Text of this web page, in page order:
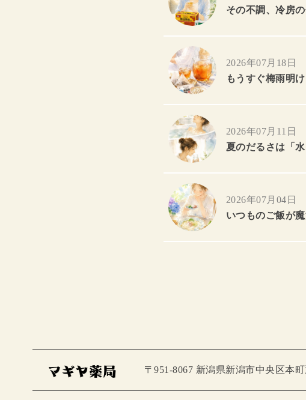
その不調、冷房
2026年07月18日
もうすぐ梅雨明
2026年07月11日
夏のだるさは「
2026年07月04日
いつものご飯が
〒951-8067 新潟県新潟市中央区本町